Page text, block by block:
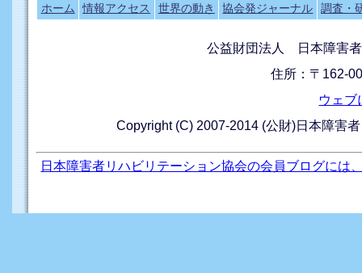
ホーム 情報アクセス 世界の動き 協会発ジャーナル 調査・
公益財団法人 日本障害
住所：〒162-
ウェブ
Copyright (C) 2007-2014 (公財)日本障害
日本障害者リハビリテーション協会の会員ブログには